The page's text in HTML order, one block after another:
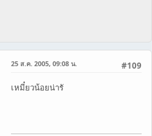
#109
25 ส.ค. 2005, 09:08 น.
เหมี๋ยวน้อยน่ารั